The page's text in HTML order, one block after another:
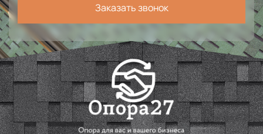
Заказать звонок